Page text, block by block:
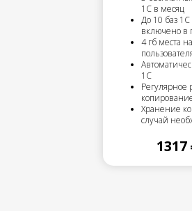
1С в месяц
До 10 баз 1С
включено в
4 гб места
1С
Регулярное
Хранение
случай